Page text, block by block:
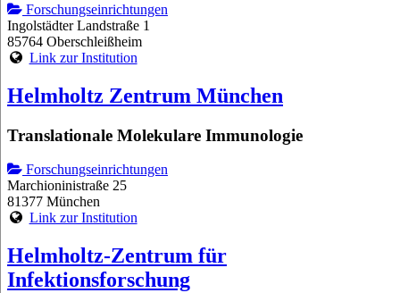
Forschungseinrichtungen
Ingolstädter Landstraße 1
85764 Oberschleißheim
Link zur Institution
Helmholtz Zentrum München
Translationale Molekulare Immunologie
Forschungseinrichtungen
Marchioninistraße 25
81377 München
Link zur Institution
Helmholtz-Zentrum für
Infektionsforschung